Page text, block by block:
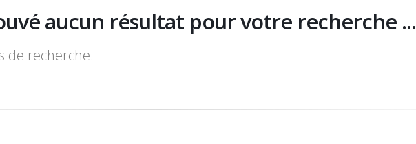
aucun résultat pour votre recherche ...
de recherche.